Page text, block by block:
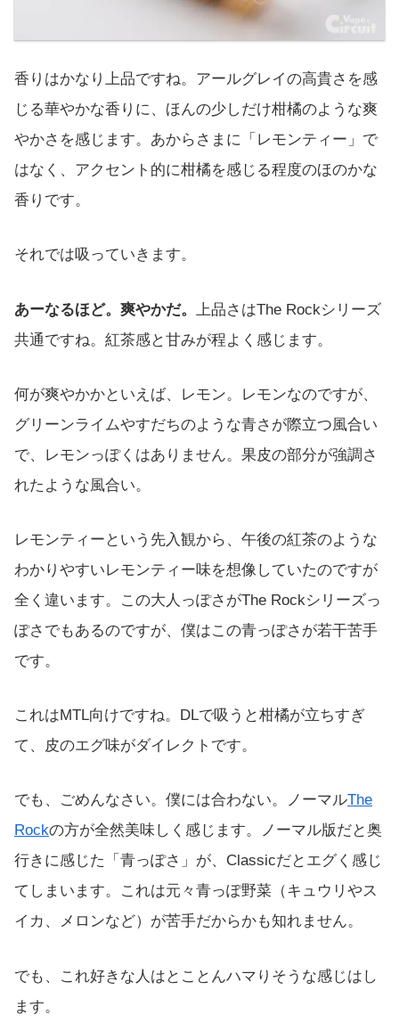
香りはかなり上品ですね。アールグレイの高貴さを感
じる華やかな香りに、ほんの少しだけ柑橘のような爽
やかさを感じます。あからさまに「レモンティー」で
はなく、アクセント的に柑橘を感じる程度のほのかな
香りです。
それでは吸っていきます。
あーなるほど。爽やかだ。
上品さはThe Rockシリーズ
共通ですね。紅茶感と甘みが程よく感じます。
何が爽やかかといえば、レモン。レモンなのですが、
グリーンライムやすだちのような青さが際立つ風合い
で、レモンっぽくはありません。果皮の部分が強調さ
れたような風合い。
レモンティーという先入観から、午後の紅茶のような
わかりやすいレモンティー味を想像していたのですが
全く違います。この大人っぽさがThe Rockシリーズっ
ぽさでもあるのですが、僕はこの青っぽさが若干苦手
です。
これはMTL向けですね。DLで吸うと柑橘が立ちすぎ
て、皮のエグ味がダイレクトです。
でも、ごめんなさい。僕には合わない。ノーマルThe
Rockの方が全然美味しく感じます。ノーマル版だと奥
行きに感じた「青っぽさ」が、Classicだとエグく感じ
てしまいます。これは元々青っぽ野菜（キュウリやス
イカ、メロンなど）が苦手だからかも知れません。
でも、これ好きな人はとことんハマりそうな感じはし
ます。